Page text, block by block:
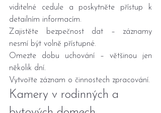
viditelné cedule a poskytněte přístup k
detailním informacím.
Zajistěte bezpečnost dat – záznamy
nesmí být volně přístupné.
Omezte dobu uchování – většinou jen
několik dní.
Vytvořte záznam o činnostech zpracování.
Kamery v rodinných a